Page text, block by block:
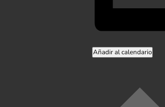
Añadir al calendario